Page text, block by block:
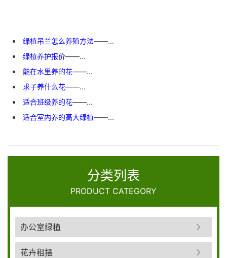
绿植吊兰怎么养殖方法——...
绿植养护报价——...
能在水里养的花——...
求子养什么花——...
适合班级养的花——...
适合室内养的高大绿植——...
分类列表
PRODUCT CATEGORY
办公室绿植
花卉租摆